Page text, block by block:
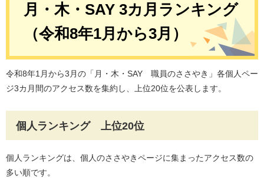
月・木・SAY 3カ月ランキング
（令和8年1月から3月）
令和8年1月から3月の「月・木・SAY 職員のささやき」各個人ペー
ジ3カ月間のアクセス数を集約し、上位20位を公表します。
個人ランキング 上位20位
個人ランキングは、個人のささやきページに集まったアクセス数の
多い順です。